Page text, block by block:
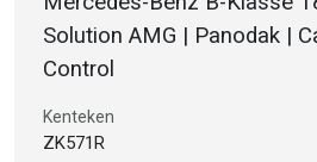
Solution AMG | Panodak |
Control
Kenteken
ZK571R